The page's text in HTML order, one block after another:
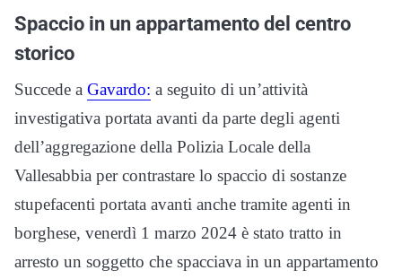
Spaccio in un appartamento del centro
storico
Succede a Gavardo: a seguito di un’attività
investigativa portata avanti da parte degli agenti
dell’aggregazione della Polizia Locale della
Vallesabbia per contrastare lo spaccio di sostanze
stupefacenti portata avanti anche tramite agenti in
borghese, venerdì 1 marzo 2024 è stato tratto in
arresto un soggetto che spacciava in un appartamento